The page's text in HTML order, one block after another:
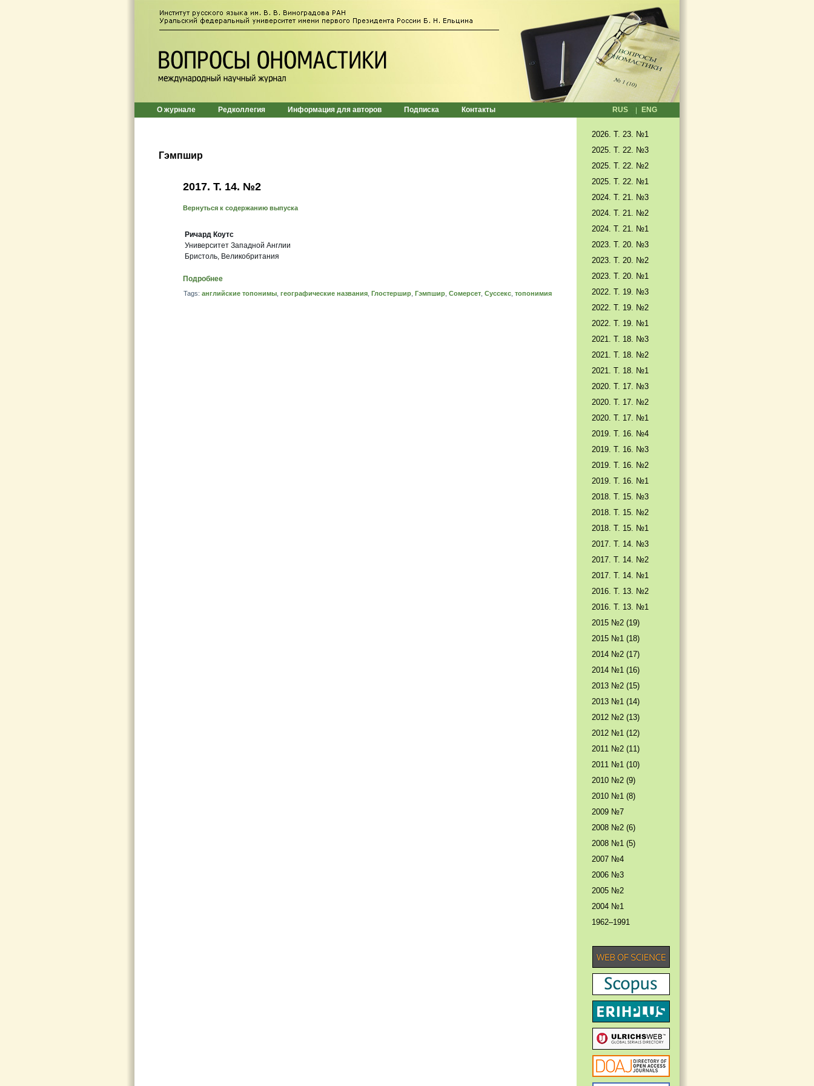
О журнале Редколлегия Информация для авторов Подписка Контакты RUS ENG
Гэмпшир
2017. T. 14. №2
Вернуться к содержанию выпуска
Ричард Коутс
Университет Западной Англии
Бристоль, Великобритания
Подробнее
Tags: английские топонимы географические названия Глостершир Гэмпшир Сомерсет Суссекс топонимия
2026. T. 23. №1
2025. T. 22. №3
2025. Т. 22. №2
2025. Т. 22. №1
2024. Т. 21. №3
2024. Т. 21. №2
2024. Т. 21. №1
2023. Т. 20. №3
2023. Т. 20. №2
2023. Т. 20. №1
2022. Т. 19. №3
2022. Т. 19. №2
2022. Т. 19. №1
2021. Т. 18. №3
2021. Т. 18. №2
2021. Т. 18. №1
2020. Т. 17. №3
2020. Т. 17. №2
2020. Т. 17. №1
2019. Т. 16. №4
2019. Т. 16. №3
2019. Т. 16. №2
2019. Т. 16. №1
2018. Т. 15. №3
2018. Т. 15. №2
2018. Т. 15. №1
2017. T. 14. №3
2017. T. 14. №2
2017. T. 14. №1
2016. T. 13. №2
2016. T. 13. №1
2015 №2 (19)
2015 №1 (18)
2014 №2 (17)
2014 №1 (16)
2013 №2 (15)
2013 №1 (14)
2012 №2 (13)
2012 №1 (12)
2011 №2 (11)
2011 №1 (10)
2010 №2 (9)
2010 №1 (8)
2009 №7
2008 №2 (6)
2008 №1 (5)
2007 №4
2006 №3
2005 №2
2004 №1
1962–1991